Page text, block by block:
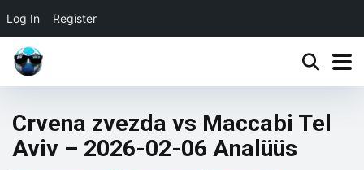
Log In Register
Crvena zvezda vs Maccabi Tel
Aviv – 2026-02-06 Analüüs